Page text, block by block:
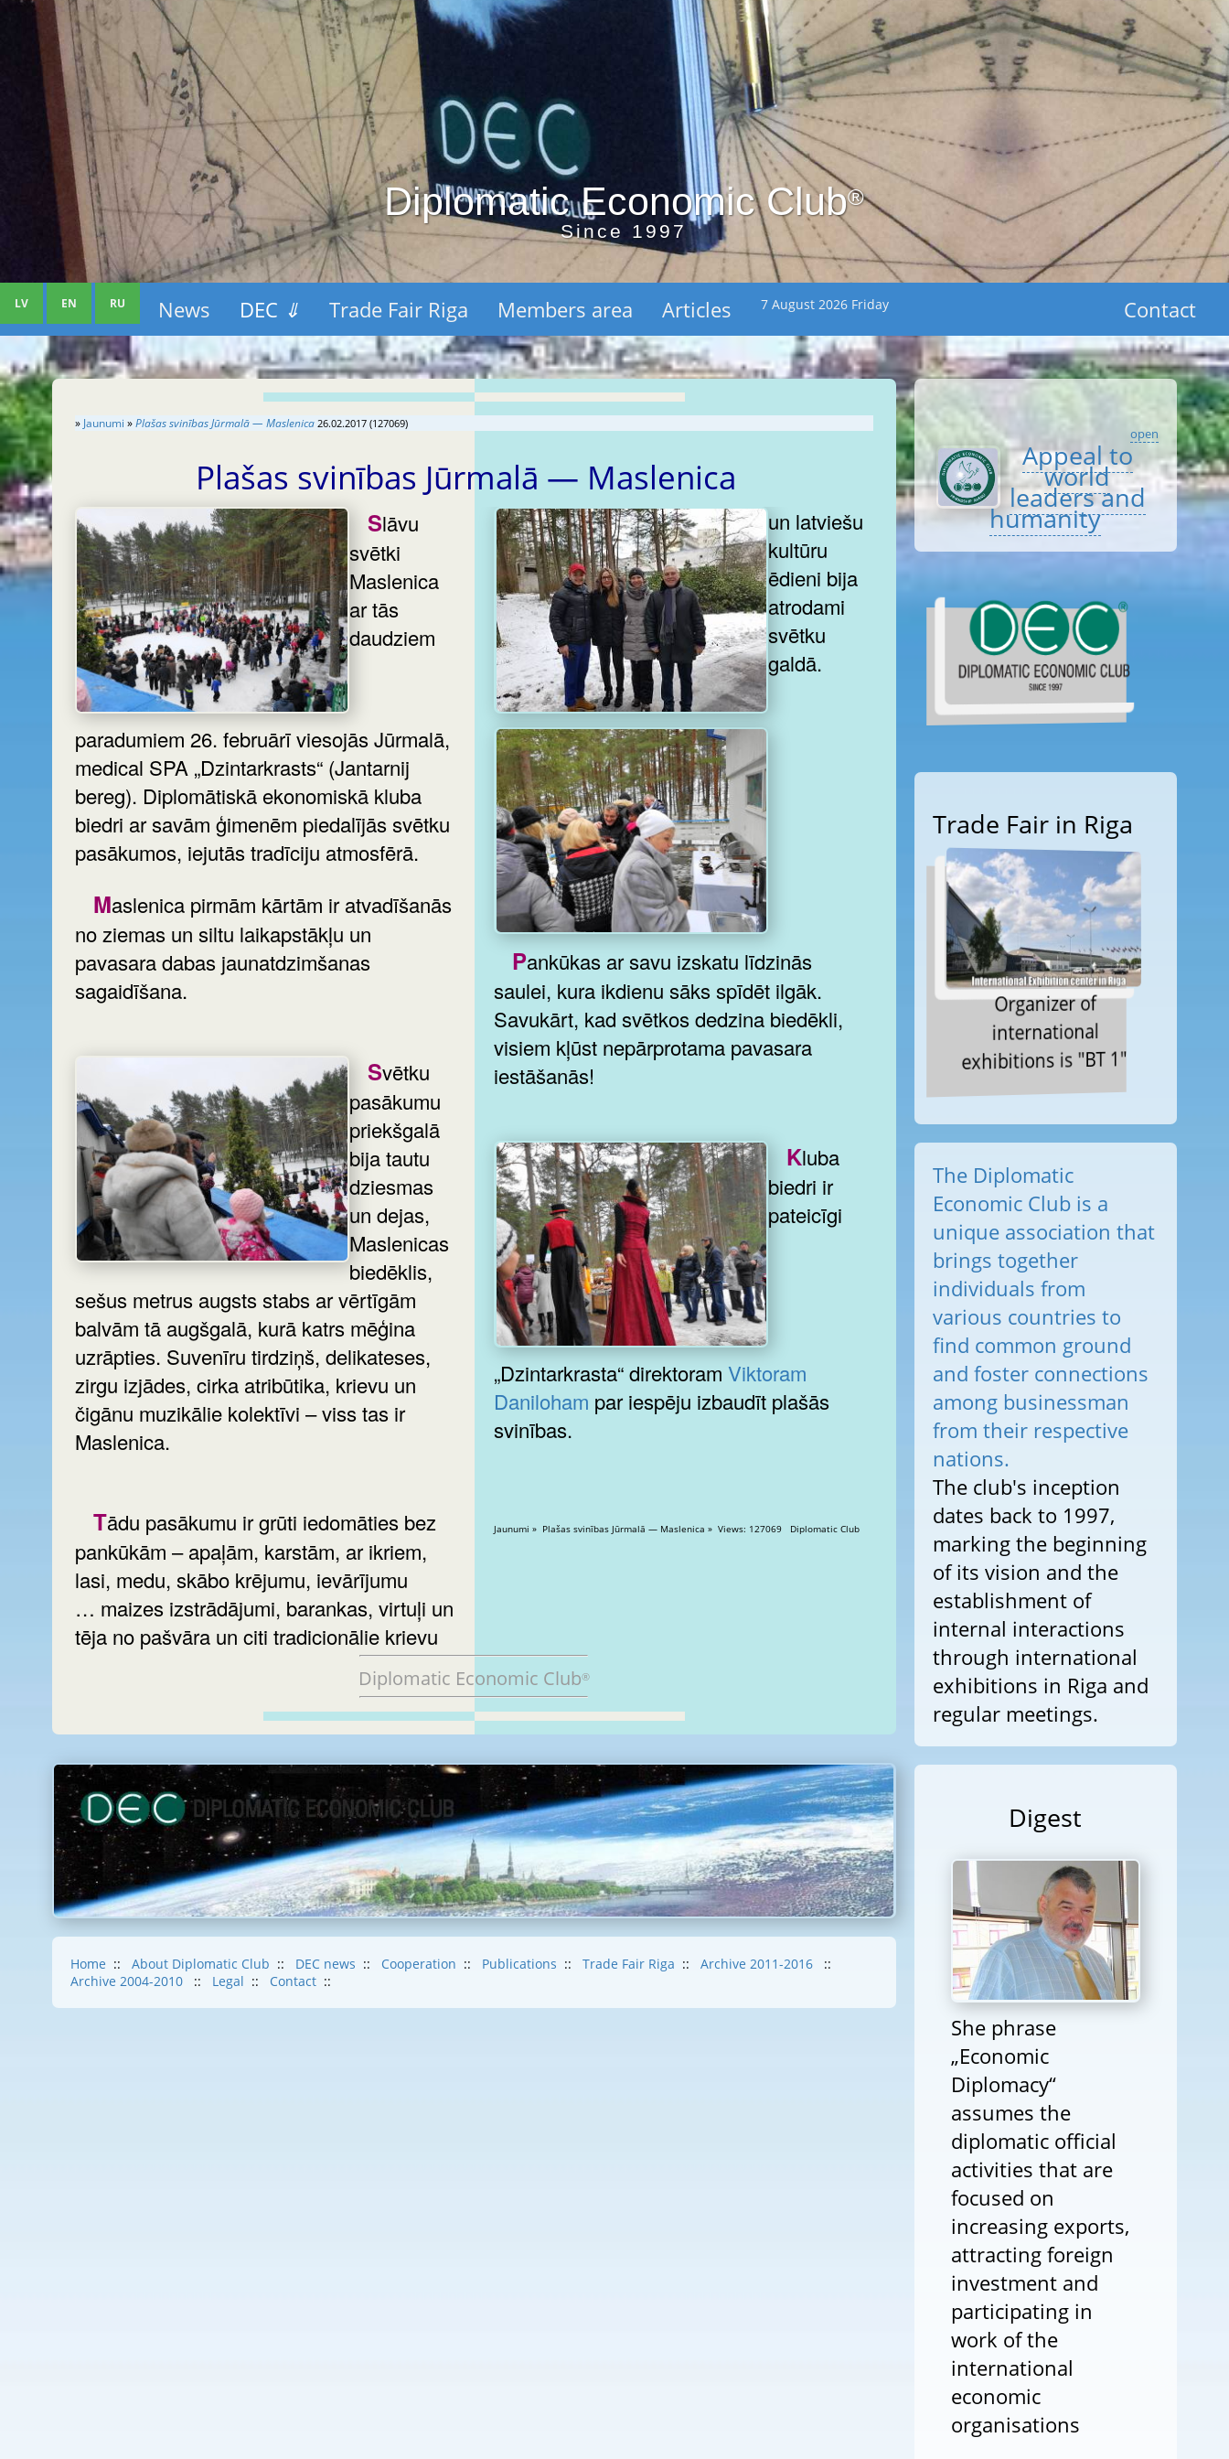
Diplomatic Economic Club®
Since 1997
LV EN RU News DEC ⇓ Trade Fair Riga Members area Articles 7 August 2026 Friday Contact
» Jaunumi »Plašas svinības Jūrmalā — Maslenica 26.02.2017 (127069)
Plašas svinības Jūrmalā — Maslenica
Slāvu
svētki
Maslenica
ar tās
daudziem
paradumiem 26. februārī viesojās Jūrmalā,
medical SPA „Dzintarkrasts“ (Jantarnij
bereg). Diplomātiskā ekonomiskā kluba
biedri ar savām ģimenēm piedalījās svētku
pasākumos, iejutās tradīciju atmosfērā.
Maslenica pirmām kārtām ir atvadīšanās
no ziemas un siltu laikapstākļu un
pavasara dabas jaunatdzimšanas
sagaidīšana.
Svētku
pasākumu
priekšgalā
bija tautu
dziesmas
un dejas,
Maslenicas
biedēklis,
sešus metrus augsts stabs ar vērtīgām
balvām tā augšgalā, kurā katrs mēģina
uzrāpties. Suvenīru tirdziņš, delikateses,
zirgu izjādes, cirka atribūtika, krievu un
čigānu muzikālie kolektīvi – viss tas ir
Maslenica.
Tādu pasākumu ir grūti iedomāties bez
pankūkām – apaļām, karstām, ar ikriem,
lasi, medu, skābo krējumu, ievārījumu
… maizes izstrādājumi, barankas, virtuļi un
tēja no pašvāra un citi tradicionālie krievu
un latviešu
kultūru
ēdieni bija
atrodami
svētku
galdā.
Pankūkas ar savu izskatu līdzinās
saulei, kura ikdienu sāks spīdēt ilgāk.
Savukārt, kad svētkos dedzina biedēkli,
visiem kļūst nepārprotama pavasara
iestāšanās!
Kluba
biedri ir
pateicīgi
„Dzintarkrasta“ direktoramViktoram
Daniloham par iespēju izbaudīt plašās
svinības.
Jaunumi » Plašas svinības Jūrmalā — Maslenica » Views: 127069 Diplomatic Club
Diplomatic Economic Club®
Home :: About Diplomatic Club :: DEC news :: Cooperation :: Publications :: Trade Fair Riga :: Archive 2011-2016
::
Archive 2004-2010
:: Legal :: Contact ::
open
Appeal to
world
leaders and
humanity
Trade Fair in Riga
Organizer of
international
exhibitions is "BT 1"
The Diplomatic
Economic Club is a
unique association that
brings together
individuals from
various countries to
find common ground
and foster connections
among businessman
from their respective
nations.
The club's inception
dates back to 1997,
marking the beginning
of its vision and the
establishment of
internal interactions
through international
exhibitions in Riga and
regular meetings.
Digest
She phrase
„Economic
Diplomacy“
assumes the
diplomatic official
activities that are
focused on
increasing exports,
attracting foreign
investment and
participating in
work of the
international
economic
organisations